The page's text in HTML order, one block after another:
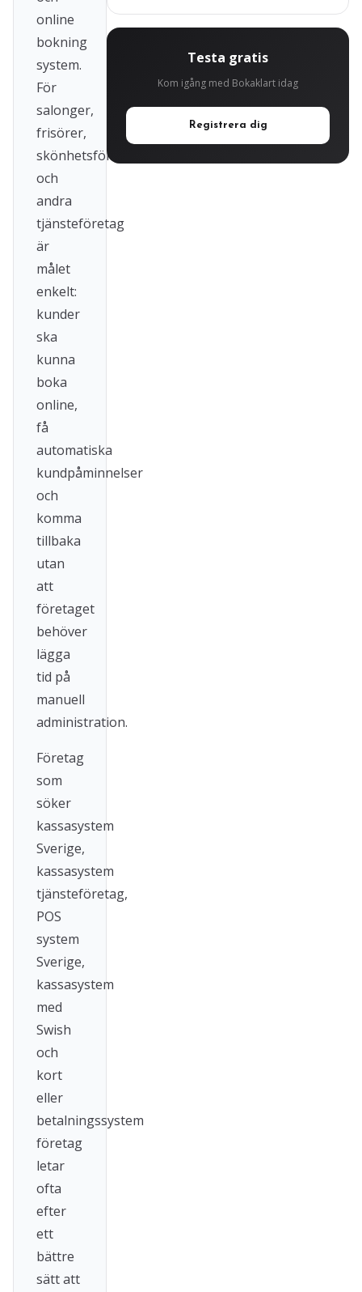
online
bokning
system.
För
salonger,
frisörer,
skönhetsföretag
och
andra
tjänsteföretag
är
målet
enkelt:
kunder
ska
kunna
boka
online,
få
automatiska
kundpåminnelser
och
komma
tillbaka
utan
att
företaget
behöver
lägga
tid på
manuell
administration.
Företag
som
söker
kassasystem
Sverige,
kassasystem
tjänsteföretag,
POS
system
Sverige,
kassasystem
med
Swish
och
kort
eller
betalningssystem
företag
letar
ofta
efter
ett
bättre
sätt att
Testa gratis
Kom igång med Bokaklart idag
Registrera dig